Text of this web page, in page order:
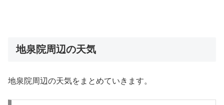
地泉院周辺の天気
地泉院周辺の天気をまとめていきます。